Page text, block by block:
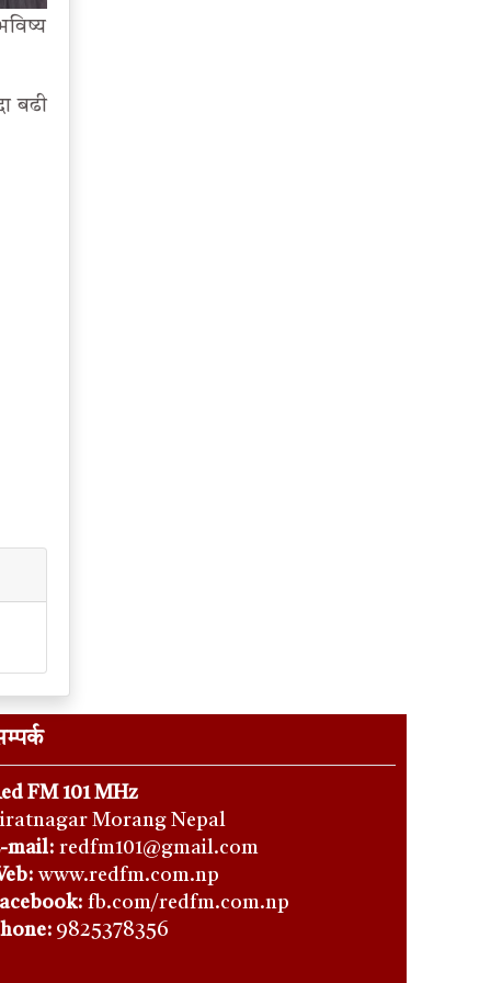
बढी
FM 101 MHz
Morang Nepal
mail: redfm101@gmail.com
www.redfm.com.np
fb.com/redfm.com.np
: 9825378356